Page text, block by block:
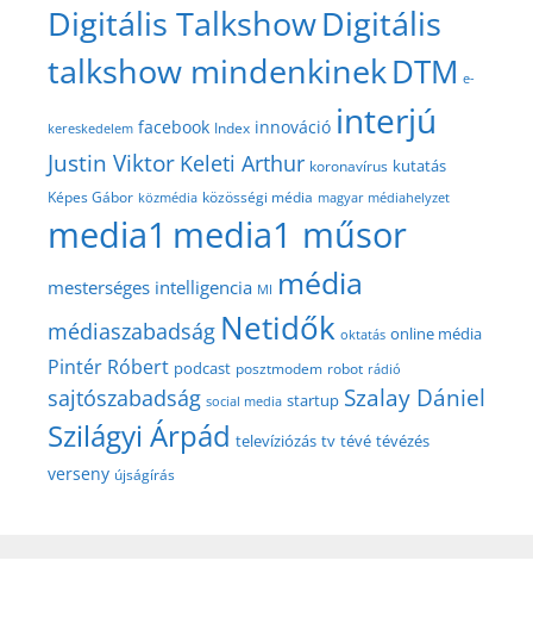
Digitális TalkshowDigitális
talkshow mindenkinekDTM e-
kereskedelem facebook Index innováció interjú
Justin Viktor Keleti Arthur koronavírus kutatás
Képes Gábor közmédia közösségi média magyar médiahelyzet
media1 media1 műsor
mesterséges intelligencia MI média
médiaszabadság Netidők oktatás online média
Pintér Róbert podcast posztmodem robot rádió
sajtószabadság social media startup Szalay Dániel
Szilágyi Árpád televíziózás tv tévé tévézés
verseny újságírás